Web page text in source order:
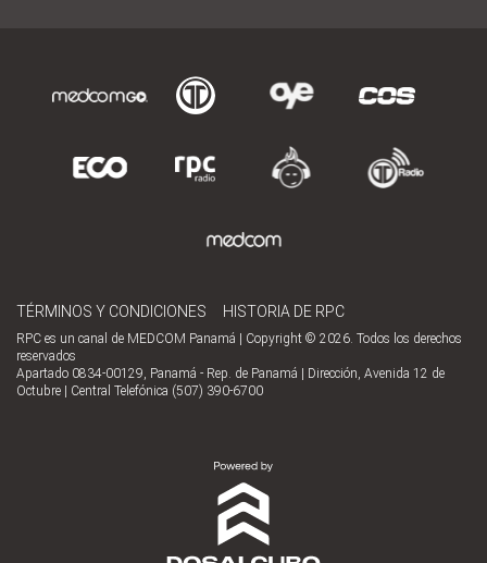
TÉRMINOS Y CONDICIONES HISTORIA DE RPC
RPC es un canal de MEDCOM Panamá | Copyright © 2026. Todos los derechos
reservados
Apartado 0834-00129, Panamá - Rep. de Panamá | Dirección, Avenida 12 de
Octubre | Central Telefónica (507) 390-6700